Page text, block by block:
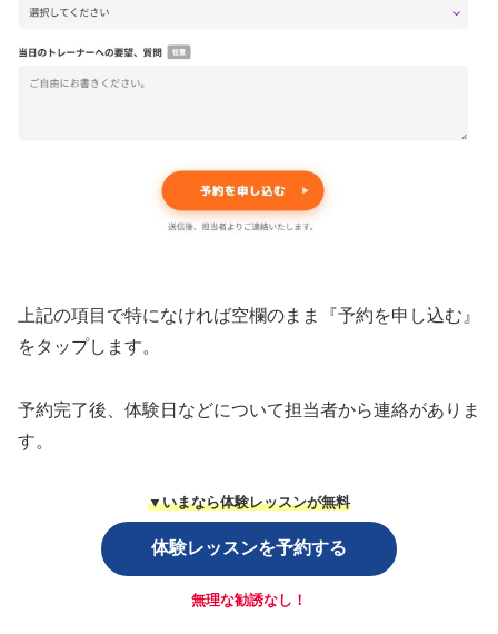
上記の項目で特になければ空欄のまま『予約を申し込む』
をタップします。
予約完了後、体験日などについて担当者から連絡がありま
す。
▼いまなら体験レッスンが無料
体験レッスンを予約する
無理な勧誘なし！